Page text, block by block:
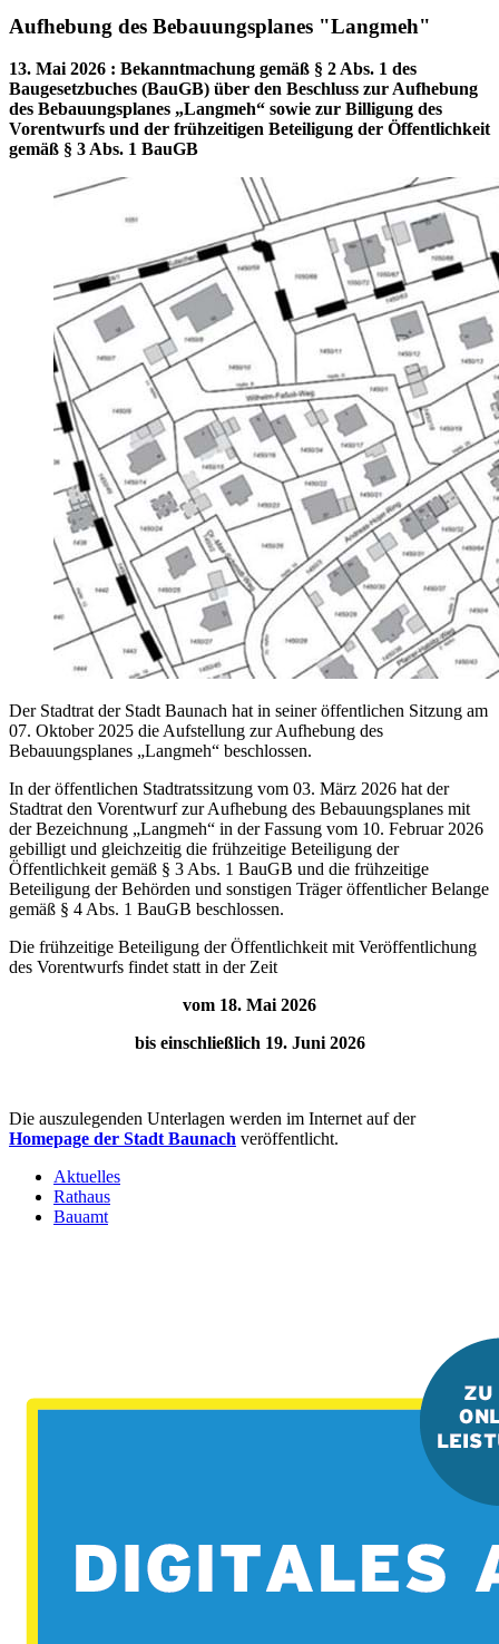
Aufhebung des Bebauungsplanes "Langmeh"
13. Mai 2026 : Bekanntmachung gemäß § 2 Abs. 1 des
Baugesetzbuches (BauGB) über den Beschluss zur Aufhebung
des Bebauungsplanes „Langmeh“ sowie zur Billigung des
Vorentwurfs und der frühzeitigen Beteiligung der Öffentlichkeit
gemäß § 3 Abs. 1 BauGB
Der Stadtrat der Stadt Baunach hat in seiner öffentlichen Sitzung am
07. Oktober 2025 die Aufstellung zur Aufhebung des
Bebauungsplanes „Langmeh“ beschlossen.
In der öffentlichen Stadtratssitzung vom 03. März 2026 hat der
Stadtrat den Vorentwurf zur Aufhebung des Bebauungsplanes mit
der Bezeichnung „Langmeh“ in der Fassung vom 10. Februar 2026
gebilligt und gleichzeitig die frühzeitige Beteiligung der
Öffentlichkeit gemäß § 3 Abs. 1 BauGB und die frühzeitige
Beteiligung der Behörden und sonstigen Träger öffentlicher Belange
gemäß § 4 Abs. 1 BauGB beschlossen.
Die frühzeitige Beteiligung der Öffentlichkeit mit Veröffentlichung
des Vorentwurfs findet statt in der Zeit
vom 18. Mai 2026
bis einschließlich 19. Juni 2026
Die auszulegenden Unterlagen werden im Internet auf der
Homepage der Stadt Baunach veröffentlicht.
Aktuelles
Rathaus
Bauamt